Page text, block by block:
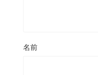
名前